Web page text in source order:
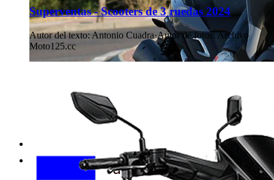
Superventas - Scooters de 3 ruedas 2024
Autor del texto:Antonio Cuadra·Autor de fotos:Archivo
Moto125.cc